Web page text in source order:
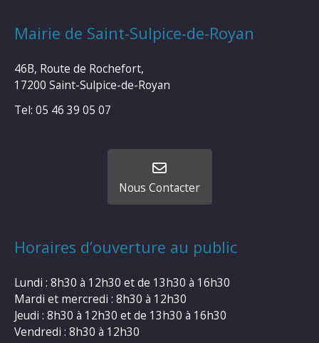
Mairie de Saint-Sulpice-de-Royan
46B, Route de Rochefort,
17200 Saint-Sulpice-de-Royan
Tel: 05 46 39 05 07
Nous Contacter
Horaires d’ouverture au public
Lundi : 8h30 à 12h30 et de 13h30 à 16h30
Mardi et mercredi : 8h30 à 12h30
Jeudi : 8h30 à 12h30 et de 13h30 à 16h30
Vendredi : 8h30 à 12h30